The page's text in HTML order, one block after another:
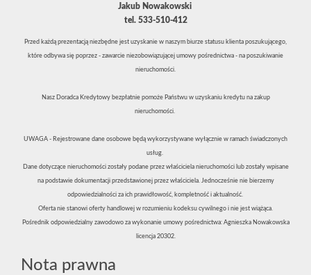
Jakub Nowakowski
tel. 533-510-412
Przed każdą prezentacją niezbędne jest uzyskanie w naszym biurze statusu klienta poszukującego,
które odbywa się poprzez - zawarcie niezobowiązującej umowy pośrednictwa - na poszukiwanie
nieruchomości.
Nasz Doradca Kredytowy bezpłatnie pomoże Państwu w uzyskaniu kredytu na zakup
nieruchomości.
UWAGA - Rejestrowane dane osobowe będą wykorzystywane wyłącznie w ramach świadczonych
usług.
Dane dotyczące nieruchomości zostały podane przez właściciela nieruchomości lub zostały wpisane
na podstawie dokumentacji przedstawionej przez właściciela. Jednocześnie nie bierzemy
odpowiedzialności za ich prawidłowość, kompletność i aktualność.
Oferta nie stanowi oferty handlowej w rozumieniu kodeksu cywilnego i nie jest wiążąca.
Pośrednik odpowiedzialny zawodowo za wykonanie umowy pośrednictwa: Agnieszka Nowakowska
licencja 20302.
Nota prawna